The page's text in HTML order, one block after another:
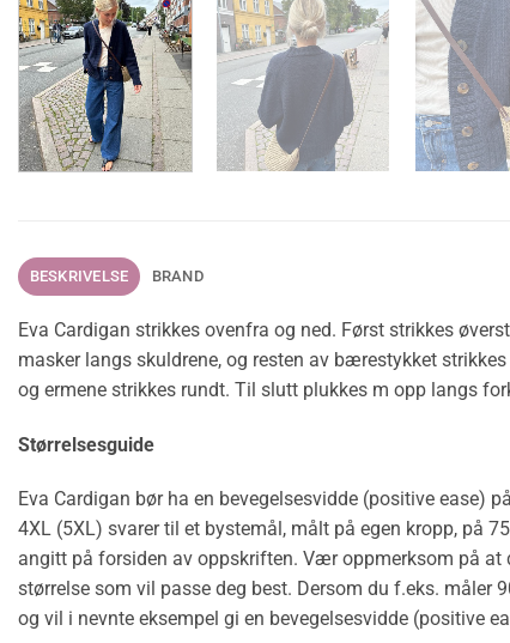
BESKRIVELSE BRAND
Eva Cardigan strikkes ovenfra og ned. Først strikkes
masker langs skuldrene, og resten av bærestykket
og ermene strikkes rundt. Til slutt plukkes m opp langs
Størrelsesguide
Eva Cardigan bør ha en bevegelsesvidde (positive ease)
4XL (5XL) svarer til et bystemål, målt på egen kropp, på
angitt på forsiden av oppskriften. Vær oppmerksom på at
størrelse som vil passe deg best. Dersom du f.eks. måler
og vil i nevnte eksempel gi en bevegelsesvidde (positive